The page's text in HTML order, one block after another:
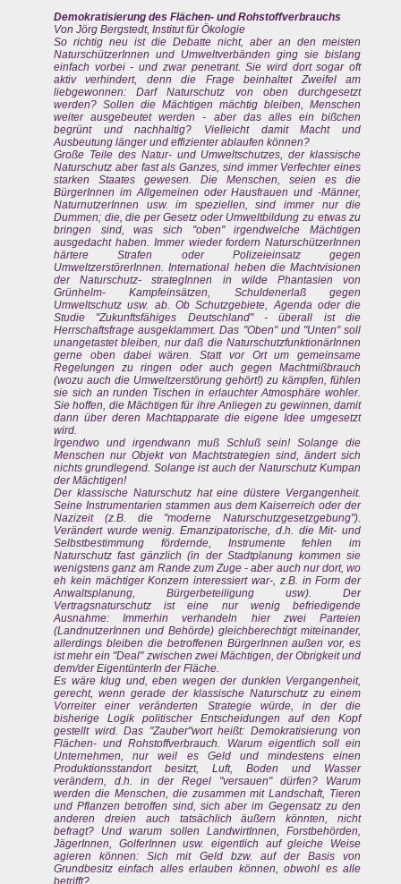
Demokratisierung des Flächen- und Rohstoffverbrauchs
Von Jörg Bergstedt, Institut für Ökologie
So richtig neu ist die Debatte nicht, aber an den meisten
NaturschützerInnen und Umweltverbänden ging sie bislang
einfach vorbei - und zwar penetrant. Sie wird dort sogar oft
aktiv verhindert, denn die Frage beinhaltet Zweifel am
liebgewonnen: Darf Naturschutz von oben durchgesetzt
werden? Sollen die Mächtigen mächtig bleiben, Menschen
weiter ausgebeutet werden - aber das alles ein bißchen
begrünt und nachhaltig? Vielleicht damit Macht und
Ausbeutung länger und effizienter ablaufen können?
Große Teile des Natur- und Umweltschutzes, der klassische
Naturschutz aber fast als Ganzes, sind immer Verfechter eines
starken Staates gewesen. Die Menschen, seien es die
BürgerInnen im Allgemeinen oder Hausfrauen und -Männer,
NaturnutzerInnen usw. im speziellen, sind immer nur die
Dummen; die, die per Gesetz oder Umweltbildung zu etwas zu
bringen sind, was sich "oben" irgendwelche Mächtigen
ausgedacht haben. Immer wieder fordern NaturschützerInnen
härtere Strafen oder Polizeieinsatz gegen
UmweltzerstörerInnen. International heben die Machtvisionen
der Naturschutz- strategInnen in wilde Phantasien von
Grünhelm- Kampfeinsätzen, Schuldenerlaß gegen
Umweltschutz usw. ab. Ob Schutzgebiete, Agenda oder die
Studie "Zukunftsfähiges Deutschland" - überall ist die
Herrschaftsfrage ausgeklammert. Das "Oben" und "Unten" soll
unangetastet bleiben, nur daß die NaturschutzfunktionärInnen
gerne oben dabei wären. Statt vor Ort um gemeinsame
Regelungen zu ringen oder auch gegen Machtmißbrauch
(wozu auch die Umweltzerstörung gehört!) zu kämpfen, fühlen
sie sich an runden Tischen in erlauchter Atmosphäre wohler.
Sie hoffen, die Mächtigen für ihre Anliegen zu gewinnen, damit
dann über deren Machtapparate die eigene Idee umgesetzt
wird.
Irgendwo und irgendwann muß Schluß sein! Solange die
Menschen nur Objekt von Machtstrategien sind, ändert sich
nichts grundlegend. Solange ist auch der Naturschutz Kumpan
der Mächtigen!
Der klassische Naturschutz hat eine düstere Vergangenheit.
Seine Instrumentarien stammen aus dem Kaiserreich oder der
Nazizeit (z.B. die "moderne Naturschutzgesetzgebung").
Verändert wurde wenig. Emanzipatorische, d.h. die Mit- und
Selbstbestimmung fördernde, Instrumente fehlen im
Naturschutz fast gänzlich (in der Stadtplanung kommen sie
wenigstens ganz am Rande zum Zuge - aber auch nur dort, wo
eh kein mächtiger Konzern interessiert war-, z.B. in Form der
Anwaltsplanung, Bürgerbeteiligung usw). Der
Vertragsnaturschutz ist eine nur wenig befriedigende
Ausnahme: Immerhin verhandeln hier zwei Parteien
(LandnutzerInnen und Behörde) gleichberechtigt miteinander,
allerdings bleiben die betroffenen BürgerInnen außen vor, es
ist mehr ein "Deal" zwischen zwei Mächtigen, der Obrigkeit und
dem/der EigentünterIn der Fläche.
Es wäre klug und, eben wegen der dunklen Vergangenheit,
gerecht, wenn gerade der klassische Naturschutz zu einem
Vorreiter einer veränderten Strategie würde, in der die
bisherige Logik politischer Entscheidungen auf den Kopf
gestellt wird. Das "Zauber"wort heißt: Demokratisierung von
Flächen- und Rohstoffverbrauch. Warum eigentlich soll ein
Unternehmen, nur weil es Geld und mindestens einen
Produktionsstandort besitzt, Luft, Boden und Wasser
verändern, d.h. in der Regel "versauen" dürfen? Warum
werden die Menschen, die zusammen mit Landschaft, Tieren
und Pflanzen betroffen sind, sich aber im Gegensatz zu den
anderen dreien auch tatsächlich äußern könnten, nicht
befragt? Und warum sollen LandwirtInnen, Forstbehörden,
JägerInnen, GolferInnen usw. eigentlich auf gleiche Weise
agieren können: Sich mit Geld bzw. auf der Basis von
Grundbesitz einfach alles erlauben können, obwohl es alle